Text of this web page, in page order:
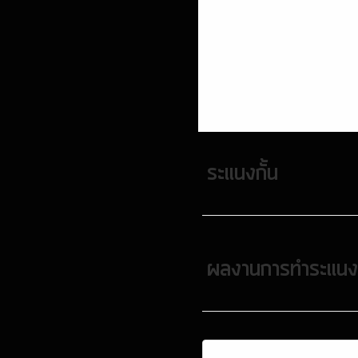
ระแนงกั้น
ผลงานการทำระแน